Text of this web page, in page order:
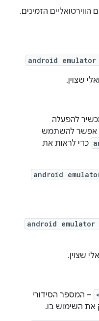
הזמינים.
android
שצוין.
להפעלה
אפשר להשתמש
כדי לראות את
android
android
שצוין.
– המספר הסידורי
את השימוש בו.